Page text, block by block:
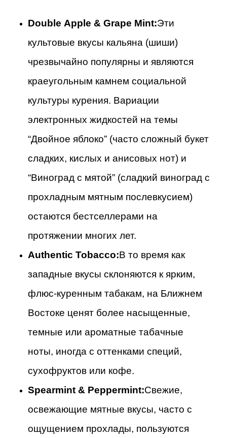
Double Apple & Grape Mint:Эти
культовые вкусы кальяна (шиши)
чрезвычайно популярны и являются
краеугольным камнем социальной
культуры курения. Вариации
электронных жидкостей на темы
“Двойное яблоко” (часто сложный букет
сладких, кислых и анисовых нот) и
“Виноград с мятой” (сладкий виноград с
прохладным мятным послевкусием)
остаются бестселлерами на
протяжении многих лет.
Authentic Tobacco:В то время как
западные вкусы склоняются к ярким,
флюс-куренным табакам, на Ближнем
Востоке ценят более насыщенные,
темные или ароматные табачные
ноты, иногда с оттенками специй,
сухофруктов или кофе.
Spearmint & Peppermint:Свежие,
освежающие мятные вкусы, часто с
ощущением прохлады, пользуются